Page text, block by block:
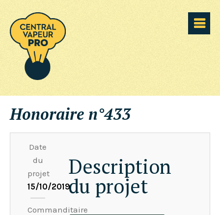
Honoraire n°433
Date
du
projet
15/10/2019
Commanditaire
Description
du projet